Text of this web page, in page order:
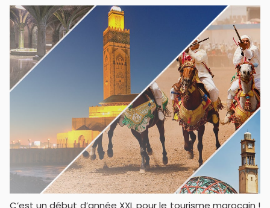
C’est un début d’année XXL pour le tourisme marocain !